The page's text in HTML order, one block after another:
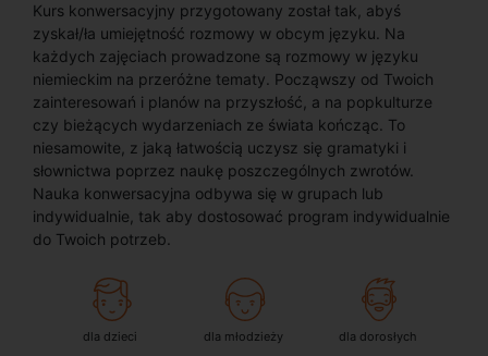
Kurs konwersacyjny przygotowany został tak, abyś
zyskał/ła umiejętność rozmowy w obcym języku. Na
każdych zajęciach prowadzone są rozmowy w języku
niemieckim na przeróżne tematy. Począwszy od Twoich
zainteresowań i planów na przyszłość, a na popkulturze
czy bieżących wydarzeniach ze świata kończąc. To
niesamowite, z jaką łatwością uczysz się gramatyki i
słownictwa poprzez naukę poszczególnych zwrotów.
Nauka konwersacyjna odbywa się w grupach lub
indywidualnie, tak aby dostosować program indywidualnie
do Twoich potrzeb.
dla dzieci dla młodzieży dla dorosłych